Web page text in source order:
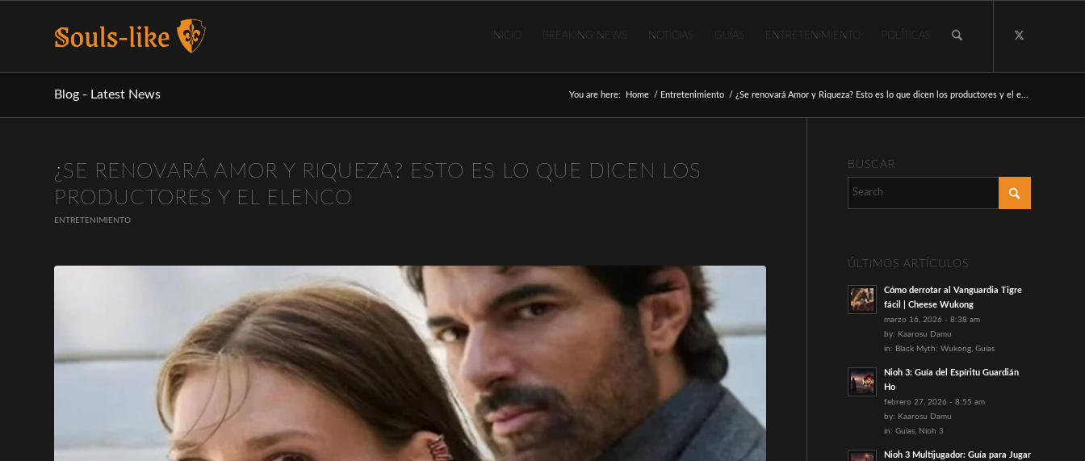
INICIO BREAKING NEWS NOTICIAS GUÍAS ENTRETENIMIENTO POLÍTICAS
Blog - Latest News You are here: Home / Entretenimiento / ¿Se renovará Amor y Riqueza? Esto es lo que dicen los productores y el e...
¿SE RENOVARÁ AMOR Y RIQUEZA? ESTO ES LO QUE DICEN LOS
PRODUCTORES Y EL ELENCO
ENTRETENIMIENTO
BUSCAR
ÚLTIMOS ARTÍCULOS
Cómo derrotar al Vanguardia Tigre
fácil | Cheese Wukong
marzo 16, 2026 - 8:38 am
by: Kaarosu Damu
in: Black Myth: Wukong, Guías
Nioh 3: Guía del Espíritu Guardián
Ho
febrero 27, 2026 - 8:55 am
by: Kaarosu Damu
in: Guías, Nioh 3
Nioh 3 Multijugador: Guía para Jugar